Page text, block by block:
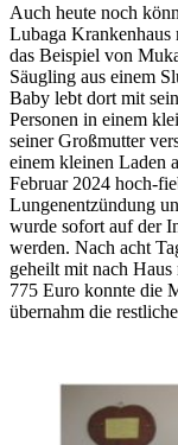
Auch heute noch
Lubaga
das Beispiel von
Säugling aus einem
Baby lebt dort mit
Personen in einem
seiner Großmutter
einem kleinen Laden
Februar 2024 hoch-
Lungenentzündung
wurde sofort auf der
werden. Nach acht
geheilt mit nach
775 Euro konnte die
übernahm die